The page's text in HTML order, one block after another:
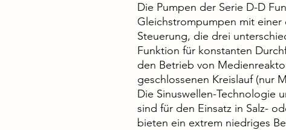
Die Pumpen der Serie D-D
Gleichstrompumpen mit
Steuerung, die drei
Funktion für konstanten
den Betrieb von
geschlossenen Kreislauf (nur
Die Sinuswellen-Technologie
sind für den Einsatz in Salz-
bieten ein extrem niedriges